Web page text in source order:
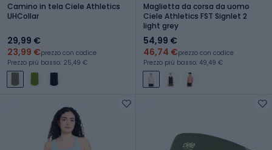
Camino in tela Ciele Athletics
UHCollar
29,99 €
23,99 €prezzo con codice
Prezzo più basso: 25,49 €
Maglietta da corsa da uomo
Ciele Athletics FST Signlet 2
light grey
54,99 €
46,74 €prezzo con codice
Prezzo più basso: 49,49 €